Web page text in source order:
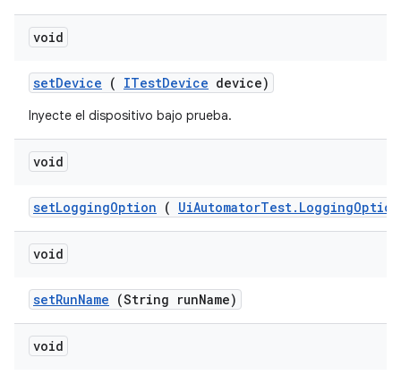
void
setDevice ( ITestDevice device)
Inyecte el dispositivo bajo prueba.
void
setLoggingOption ( UiAutomatorTest. LoggingOption
void
setRunName (String runName)
void